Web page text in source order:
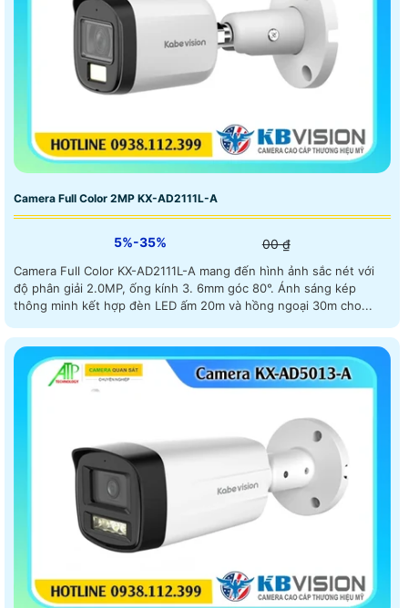
Camera Full Color 2MP KX-AD2111L-A
5%-35% 00 ₫
Camera Full Color KX-AD2111L-A mang đến hình ảnh sắc nét với
độ phân giải 2.0MP, ống kính 3. 6mm góc 80°. Ánh sáng kép
thông minh kết hợp đèn LED ấm 20m và hồng ngoại 30m cho...